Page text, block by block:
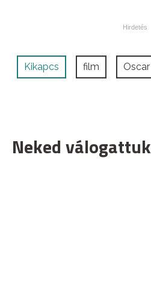
Kikapcs film Oscar
Neked válogattuk